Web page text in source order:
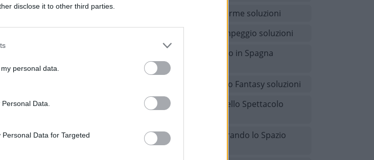
disclose it to other third parties.
personal data.
Data.
Data for Targeted
Codycross Alle terme soluzioni
Codycross In campeggio soluzioni
Codycross Viaggio in Spagna
soluzioni
Codycross Mondo Fantasy soluzioni
Codycross Arti dello Spettacolo
Codycross Esplorando lo Spazio
soluzioni